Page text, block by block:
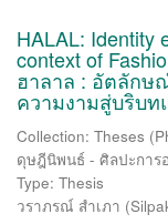
HALAL: Identity
context of
ฮาลาล : อัตลักษ
ความงามสู่บริบ
Collection: Theses
ดุษฎีนิพนธ์ - ศิลปะการ
Type: Thesis
วราภรณ์ สำเภา (